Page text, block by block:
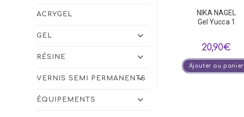
NIKA NAGEL
Gel Yucca 1
20,90€
Ajouter au panier
ACRYGEL
GEL
RÉSINE
VERNIS SEMI PERMANENTS
ÉQUIPEMENTS